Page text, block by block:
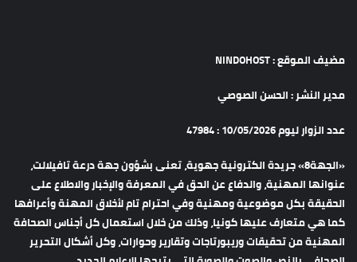
مضيف الموقع : NINDOHOST
مدير النشر : الحسن الصوصي
عدد الزوار ليوم 10/05/2026 : 47984
«الجهة8» جريدة الكترونية جهوية، تعنى بشؤون جهة درعة تافيلالت،
عنوانها المهنية، والدفاع عن الحق في المعرفة والإخبار والاطلاع على
الحقيقة بكل موضوعية ومهنية وفي احترام تام لأخلاق المهنة وأعرافها
كما هي متعارف عليها كونيا، وذلك من خلال استعمال كل أجناس الصحافة
المهنية من تحقيقات وريبورتاجات وتقارير وحوارات، وكل أشكال التحرير